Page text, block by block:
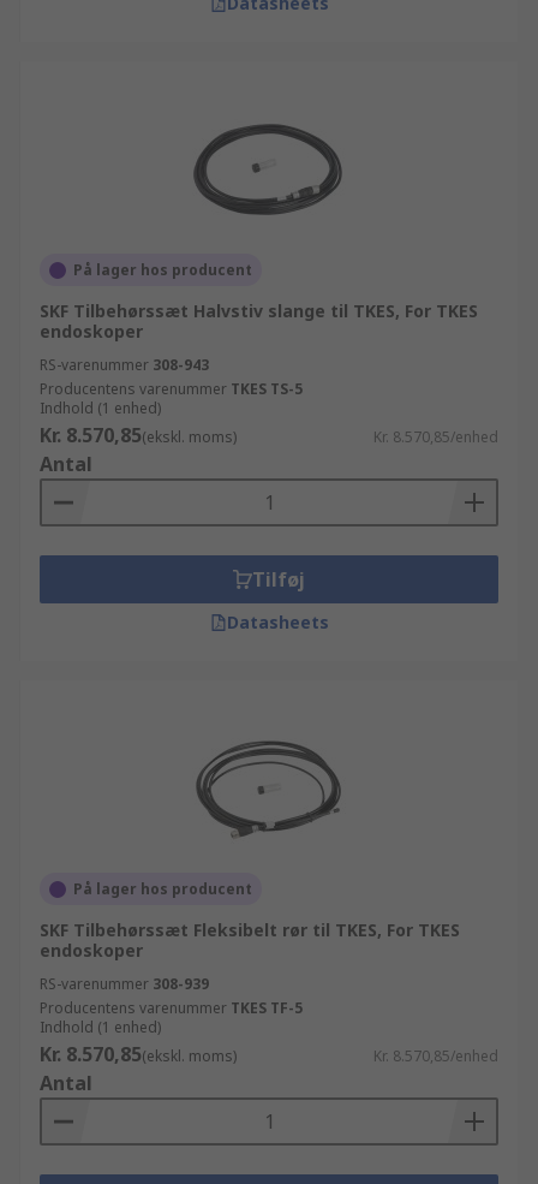
På lager hos producent
SKF Tilbehørssæt Halvstiv slange til TKES, For TKES
endoskoper
RS-varenummer 308-943
Producentens varenummer TKES TS-5
Indhold (1 enhed)
Kr. 8.570,85(ekskl. moms) Kr. 8.570,85/enhed
Antal
Tilføj
Datasheets
På lager hos producent
SKF Tilbehørssæt Fleksibelt rør til TKES, For TKES
endoskoper
RS-varenummer 308-939
Producentens varenummer TKES TF-5
Indhold (1 enhed)
Kr. 8.570,85(ekskl. moms) Kr. 8.570,85/enhed
Antal